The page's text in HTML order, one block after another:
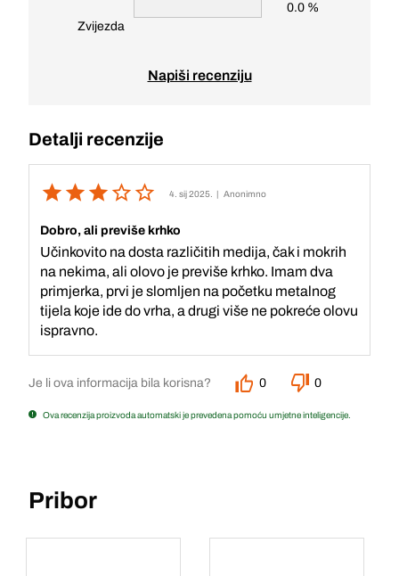
Zvijezda
0.0 %
Napiši recenziju
Detalji recenzije
4. sij 2025. | Anonimno
Dobro, ali previše krhko
Učinkovito na dosta različitih medija, čak i mokrih
na nekima, ali olovo je previše krhko. Imam dva
primjerka, prvi je slomljen na početku metalnog
tijela koje ide do vrha, a drugi više ne pokreće olovu
ispravno.
Je li ova informacija bila korisna? 0 0
Ova recenzija proizvoda automatski je prevedena pomoću umjetne inteligencije.
Pribor